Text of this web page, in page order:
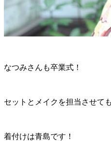
なつみさんも卒業式！
セットとメイクを担当させて
着付けは青島です！